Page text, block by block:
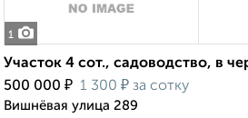
1
Участок 4 сот., садоводство, в
500 000 ₽ 1 300 ₽ за сотку
Вишнёвая улица 289